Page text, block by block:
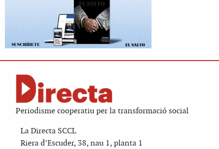
Periodisme cooperatiu per la transformació social
La Directa SCCL
Riera d’Escuder, 38, nau 1, planta 1